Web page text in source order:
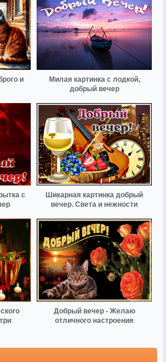
и
Милая картинка с лодкой,
добрый вечер
с
Шикарная картинка добрый
вечер. Света и нежности
Добрый вечер - Желаю
отличного настроения